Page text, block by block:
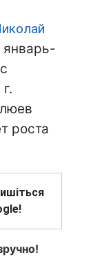
январь-
роста